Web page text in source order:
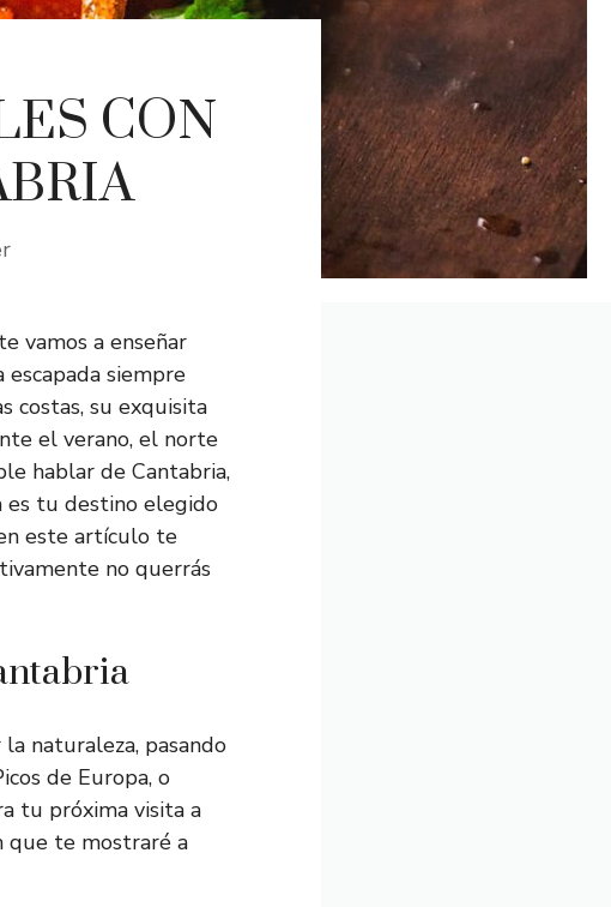
CON
vamos a enseñar
siempre
costas, su exquisita
el verano, el norte
hablar de Cantabria,
es tu destino elegido
este artículo te
no querrás
naturaleza, pasando
de Europa, o
tu próxima visita a
que te mostraré a